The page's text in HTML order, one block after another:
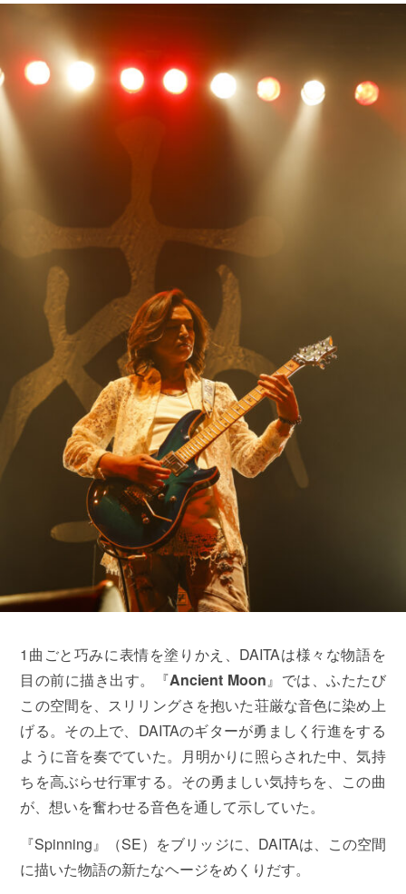
1曲ごと巧みに表情を塗りかえ、DAITAは様々な物語を
目の前に描き出す。『Ancient Moon』では、ふたたび
この空間を、スリリングさを抱いた荘厳な音色に染め上
げる。その上で、DAITAのギターが勇ましく行進をする
ように音を奏でていた。月明かりに照らされた中、気持
ちを高ぶらせ行軍する。その勇ましい気持ちを、この曲
が、想いを奮わせる音色を通して示していた。
『Spinning』（SE）をブリッジに、DAITAは、この空間
に描いた物語の新たなヘージをめくりだす。